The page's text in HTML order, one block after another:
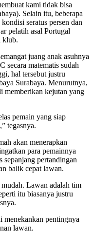
kami tidak bisa
Selain itu, beberapa
seratus persen dan
pelatih asal Portugal
klub.
juang anak asuhnya
secara matematis sudah
hal tersebut justru
Surabaya. Menurutnya,
memberikan kejutan yang
pemain yang siap
tegasnya.
akan menerapkan
para pemainnya
pertandingan
balik cepat lawan.
Lawan adalah tim
itu biasanya justru
menekankan pentingnya
lawan.